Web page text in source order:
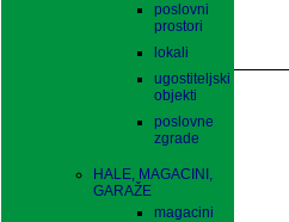
poslovni
prostori
lokali
ugostiteljski
objekti
poslovne
zgrade
HALE, MAGACINI,
GARAŽE
magacini